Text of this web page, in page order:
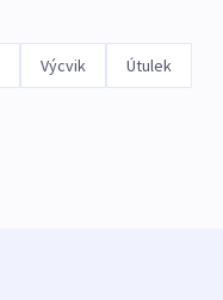
Výcvik Útulek